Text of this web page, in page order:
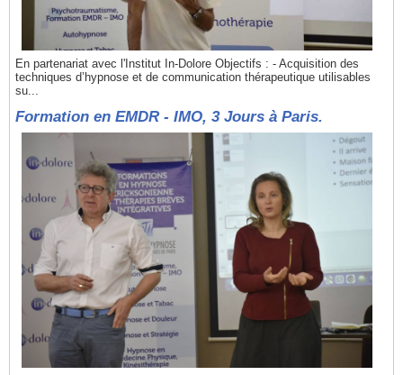
En partenariat avec l'Institut In-Dolore Objectifs : - Acquisition des
techniques d’hypnose et de communication thérapeutique utilisables
su...
Formation en EMDR - IMO, 3 Jours à Paris.